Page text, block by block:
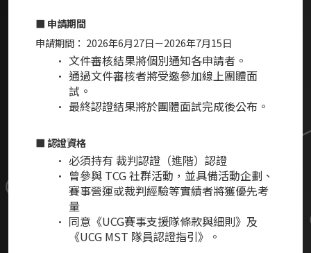
■ 申請期間
申請期間： 2026年6月27日－2026年7月15日
文件審核結果將個別通知各申請者。
通過文件審核者將受邀參加線上團體面
試。
最終認證結果將於團體面試完成後公布。
■ 認證資格
必須持有 裁判認證（進階）認證
曾參與 TCG 社群活動，並具備活動企劃、
賽事營運或裁判經驗等實績者將獲優先考
量
同意《UCG賽事支援隊條款與細則》及
《UCG MST 隊員認證指引》。